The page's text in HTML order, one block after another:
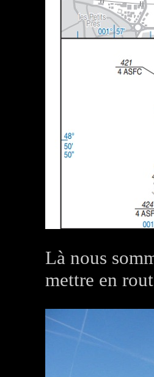
Là nous
mettre en